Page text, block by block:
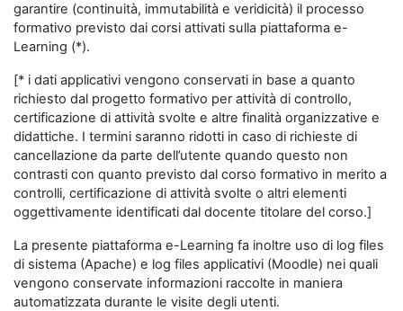
garantire (continuità, immutabilità e veridicità) il processo
formativo previsto dai corsi attivati sulla piattaforma e-
Learning (*).
[* i dati applicativi vengono conservati in base a quanto
richiesto dal progetto formativo per attività di controllo,
certificazione di attività svolte e altre finalità organizzative e
didattiche. I termini saranno ridotti in caso di richieste di
cancellazione da parte dell’utente quando questo non
contrasti con quanto previsto dal corso formativo in merito a
controlli, certificazione di attività svolte o altri elementi
oggettivamente identificati dal docente titolare del corso.]
La presente piattaforma e-Learning fa inoltre uso di log files
di sistema (Apache) e log files applicativi (Moodle) nei quali
vengono conservate informazioni raccolte in maniera
automatizzata durante le visite degli utenti.